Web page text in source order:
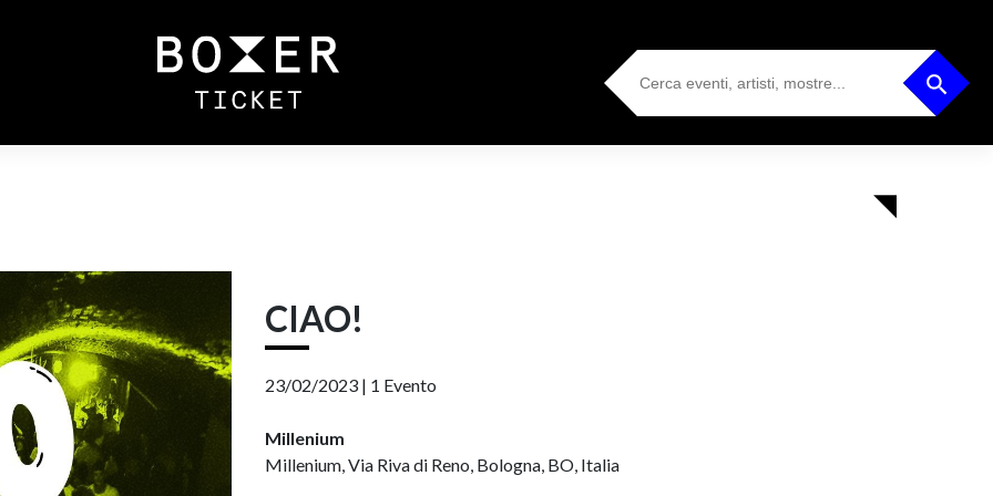
Search
for:
Search Button
CIAO!
23/02/2023 | 1 Evento
Millenium
Millenium, Via Riva di Reno, Bologna, BO, Italia